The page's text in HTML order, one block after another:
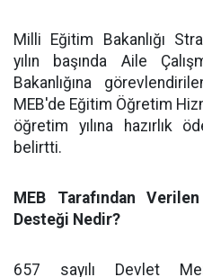
Milli Eğitim Bakanlığı
yılın başında Aile
Bakanlığına
MEB'de Eğitim Öğretim
öğretim yılına hazırlık
belirtti.
MEB Tarafından
Desteği Nedir?
657 sayılı Devlet